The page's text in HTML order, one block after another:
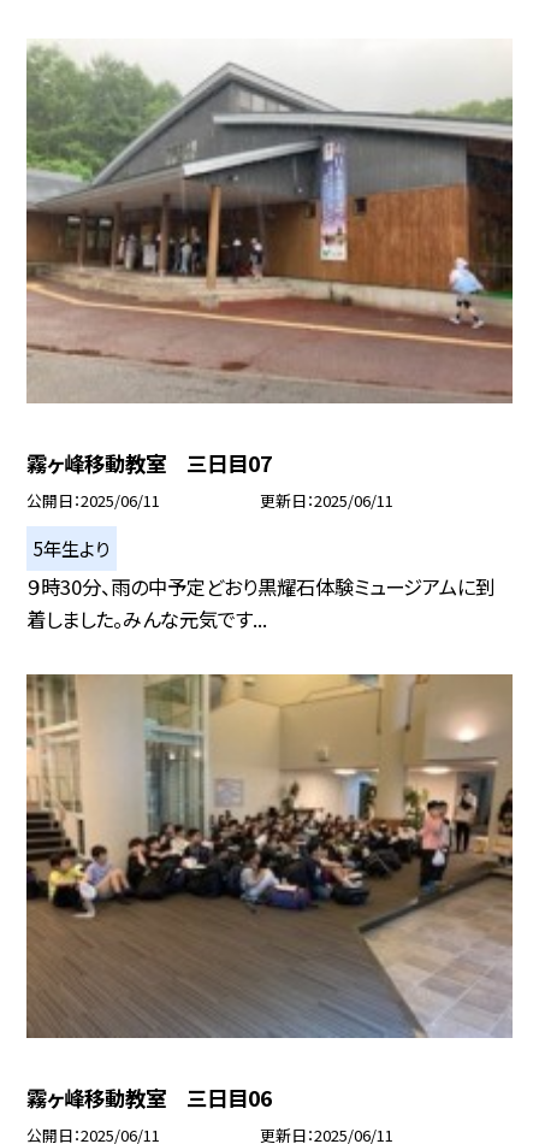
霧ヶ峰移動教室 三日目07
公開日 2025/06/11 更新日 2025/06/11
5年生より
９時30分、雨の中予定どおり黒耀石体験ミュージアムに到
着しました。みんな元気です...
霧ヶ峰移動教室 三日目06
公開日 2025/06/11 更新日 2025/06/11